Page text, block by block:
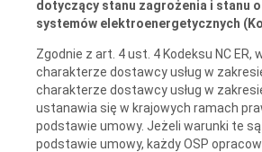
dotyczący stanu zagrożenia i stanu
systemów elektroenergetycznych
Zgodnie z art. 4 ust. 4 Kodeksu NC ER,
charakterze dostawcy usług w
charakterze dostawcy usług w
ustanawia się w krajowych ramach
podstawie umowy. Jeżeli warunki te
podstawie umowy, każdy OSP